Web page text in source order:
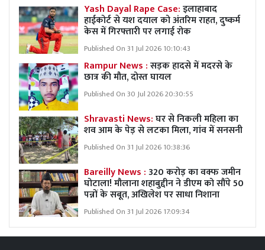
Yash Dayal Rape Case:इलाहाबाद
हाईकोर्ट से यश दयाल को अंतरिम राहत, दुष्कर्म
केस में गिरफ्तारी पर लगाई रोक
Published On 31 Jul 2026 10:10:43
Rampur News :सड़क हादसे में मदरसे के
छात्र की मौत, दोस्त घायल
Published On 30 Jul 2026 20:30:55
Shravasti News:घर से निकली महिला का
शव आम के पेड़ से लटका मिला, गांव में सनसनी
Published On 31 Jul 2026 10:38:36
Bareilly News :320 करोड़ का वक्फ जमीन
घोटाला! मौलाना शहाबुद्दीन ने डीएम को सौंपे 50
पन्नों के सबूत, अखिलेश पर साधा निशाना
Published On 31 Jul 2026 17:09:34